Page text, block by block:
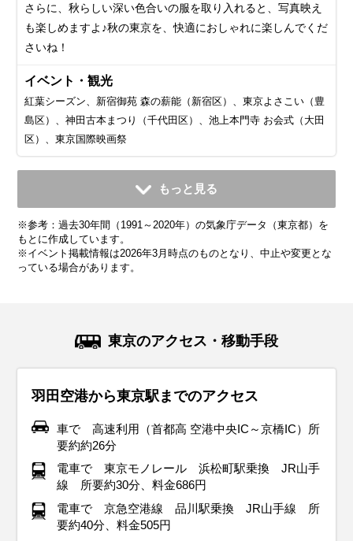
さらに、秋らしい深い色合いの服を取り入れると、写真映え
も楽しめますよ♪秋の東京を、快適におしゃれに楽しんでくだ
さいね！
イベント・観光
紅葉シーズン、新宿御苑 森の薪能（新宿区）、東京よさこい（豊
島区）、神田古本まつり（千代田区）、池上本門寺 お会式（大田
区）、東京国際映画祭
11月
平均気温・降水量
12.5℃ 96.3mm
気候・服装
11月の東京は、本格的な秋が訪れ、紅葉が美しい時期です。
おすすめの服装は、ウール素材のコートやジャケット、セー
ターなどの暖かいアイテム。インナーには、長袖シャツやタ
ートルネックを合わせると、快適さと温かさを両立できま
帯しておくと便利です。足元は、ブーツや防寒性のあるスニ
みながら、秋の東京を暖かくおしゃれに満喫してください
12月
平均気温・降水量
7.7℃ 57.9mm
気候・服装
12月の東京は、冬の始まりを感じさせる季節。平均気温は
ジャケット。特に、朝晩の外出では、手袋やマフラー、帽子
といった防寒小物を活用すると、温かさがぐんとアップしま
す。インナーには、ヒートテックやフリース素材のシャツを
しっかり防寒できるものが最適です。この時期は、イルミネ
越えながら、関東地方の冬の魅力を満喫してくださいね！
1月
平均気温・降水量
5.4℃ 59.7mm
気候・服装
1月の東京は真冬まっただ中。平均気温は約5℃、朝晩は0℃
ートやダウンジャケット。さらに、マフラー・手袋・帽子を
プラスすれば、防寒レベルがグッとアップします。インナー
はヒートテックやフリースなど、暖かい素材を選ぶのが正
の組み合わせがおすすめです。寒さが苦手な人は、ホッカイ
の東京を快適に楽しみましょう！
2月
平均気温・降水量
6.1℃ 56.5mm
気候・服装
2月もまだまだ冬真っ盛り。寒さが続きますが、晴れた日に
しておきましょう。服装の基本は 厚手のコートやダウンジャ
ケット。風を防げる素材を選べば、より暖かく過ごせます。
長時間外を歩く予定があるなら、ヒートテックやフリースな
冷え対策も重要なので、マフラー・手袋・ブーツを活用しま
スタイルが便利。寒暖差に対応できる服装で、快適に東京を
3月
平均気温・降水量
9.4℃ 116.0mm
気候・服装
3月の東京は、春の訪れを感じるものの、まだまだ寒い日
活躍します。朝晩は冷え込むことがあるので、セーターや厚
手のカーディガンを重ね着して、体温調整しやすいスタイル
にすると◎。日中はポカポカ陽気になる日もあるので、イン
やすいスニーカーがベスト。寒暖差に対応しつつ、春の東京
イベント・観光
4月
平均気温・降水量
14.3℃ 133.7mm
気候・服装
4月になると、東京もすっかり春らしくなり、観光には最高
なります。服装は、軽めのジャケットやカーディガンがちょ
うどいい感じ。日中は薄手のシャツやブラウスで快適に過ご
せますが、朝晩はひんやりすることもあるので、調整しやす
ーがベスト！天気が崩れそうな日は、防水性のある靴を選ぶ
も活用して、おしゃれに紫外線対策をしましょう♪春の東京を
5月
平均気温・降水量
18.8℃ 139.7mm
気候・服装
5月の東京は、春本番！過ごしやすい気候で、お出かけや観
す。服装は、薄手のジャケットやカーディガンがちょうどい
い感じ。日中は半袖シャツや軽めのパンツ、スカートで快適
に過ごせますが、朝晩は肌寒くなることもあるので、サッと
が変わりやすい時期なので、折りたたみ傘があると便利。観
を選ぶと、一日中快適に過ごせますよ！爽やかな春の東京
6月
平均気温・降水量
21.9℃ 167.8mm
気候・服装
6月の東京は、いよいよ梅雨入り。湿度が高くなり、蒸し暑
気性の良い素材がマスト！湿気を吸いやすい綿やリネンのシ
ャツ、薄手のパンツが快適です。暑い日は、ショートスリー
ブのワンピースも涼しくておすすめ。また、突然の雨に備え
は、濡れても乾きやすい靴を選ぶと安心です。梅雨の時期で
も楽しんでくださいね♪
7月
平均気温・降水量
25.7℃ 156.2mm
気候・服装
7月の東京は、いよいよ本格的な夏が到来！平均気温は
差しが強く、紫外線もグッと増える時期なので、帽子・サン
グラス・日焼け止めをフル活用してしっかり肌を守りましょ
う！足元は、通気性の良いサンダルや軽量スニーカーが快適
手のカーディガンやストールを持っておくと、寒暖差にも対
いっきり楽しんでくださいね！
もっと見る
※参考：過去30年間（1991～2020年）の気象庁データ（東京都）を
もとに作成しています。
※イベント掲載情報は2026年3月時点のものとなり、中止や変更とな
っている場合があります。
東京のアクセス・移動手段
羽田空港から東京駅までのアクセス
車で 高速利用（首都高 空港中央IC～京橋IC）所
要約約26分
電車で 東京モノレール 浜松町駅乗換 JR山手
線 所要約30分、料金686円
電車で 京急空港線 品川駅乗換 JR山手線 所
要約40分、料金505円